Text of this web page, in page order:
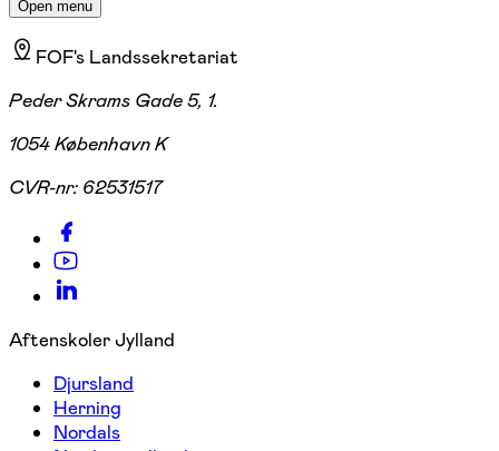
Open menu
FOF's Landssekretariat
Peder Skrams Gade 5, 1.
1054 København K
CVR-nr: 62531517
Aftenskoler Jylland
Djursland
Herning
Nordals